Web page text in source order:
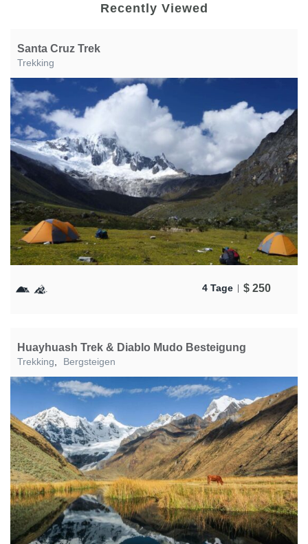
Recently Viewed
Santa Cruz Trek
Trekking
4 Tage $ 250
Huayhuash Trek & Diablo Mudo Besteigung
Trekking Bergsteigen